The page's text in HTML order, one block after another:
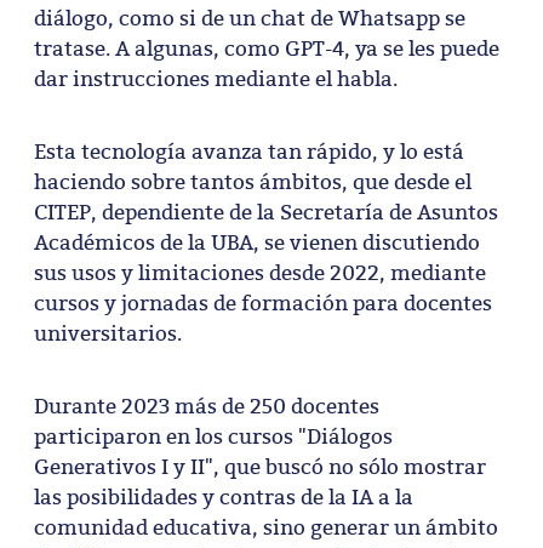
diálogo, como si de un chat de Whatsapp se
tratase. A algunas, como GPT-4, ya se les puede
dar instrucciones mediante el habla.
Esta tecnología avanza tan rápido, y lo está
haciendo sobre tantos ámbitos, que desde el
CITEP, dependiente de la Secretaría de Asuntos
Académicos de la UBA, se vienen discutiendo
sus usos y limitaciones desde 2022, mediante
cursos y jornadas de formación para docentes
universitarios.
Durante 2023 más de 250 docentes
participaron en los cursos "Diálogos
Generativos I y II", que buscó no sólo mostrar
las posibilidades y contras de la IA a la
comunidad educativa, sino generar un ámbito